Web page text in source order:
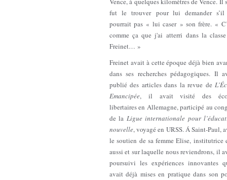
fut le trouver pour lui demander s’il
pourrait pas « lui caser » son frère. «
comme ça que j'ai atterri dans la
Freinet… »
Freinet avait à cette époque déjà bien
dans ses recherches pédagogiques. Il
publié des articles dans la revue de
Emancipée, il avait visité des
libertaires en Allemagne, participé au
de la Ligue internationale pour
nouvelle, voyagé en URSS. Á Saint-Paul,
le soutien de sa femme Elise, institutrice
aussi et sur laquelle nous reviendrons, il
poursuivi les expériences innovantes
avait déjà mises en pratique dans son